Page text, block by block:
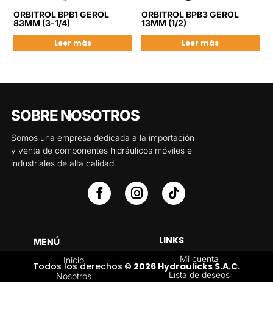
ORBITROL BPB1 GEROL
83MM (3-1/4)
Leer más
ORBITROL BPB3 GEROL
13MM (1/2)
Leer más
SOBRE NOSOTROS
Somos una empresa dedicada a la importación
y venta de componentes hidráulicos móviles e
industriales de alta calidad.
MENÚ
Inicio
Nosotros
LINKS
Mi cuenta
Lista de deseos
Todos los derechos © 2026 Hydraulicks S.A.C.